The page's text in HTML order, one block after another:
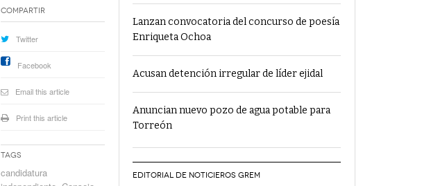
Compartir
Twitter
Facebook
Email this article
Print this article
Tags
candidatura
Lanzan convocatoria del concurso de poesía
Enriqueta Ochoa
Acusan detención irregular de líder ejidal
Anuncian nuevo pozo de agua potable para
Torreón
EDITORIAL DE NOTICIEROS GREM